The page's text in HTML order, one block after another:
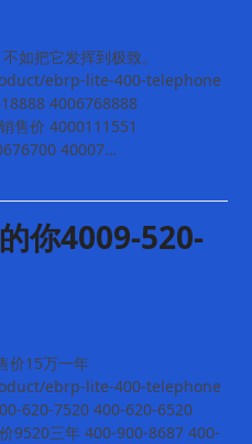
如把它发挥到极致。
ebrp-lite-400-telephone
4006768888
售价 4000111551
40007…
你4009-520-
价15万一年
ebrp-lite-400-telephone
620-7520 400-620-6520
9520三年 400-900-8687 400-